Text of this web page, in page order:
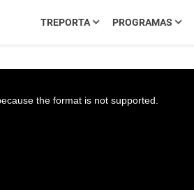
TREPORTA PROGRAMAS
the format is not supported.